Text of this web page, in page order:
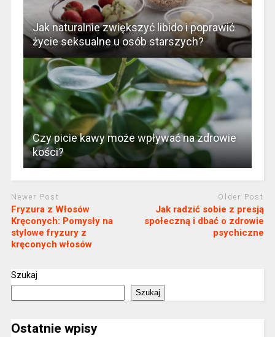
Jak naturalnie zwiększyć libido i poprawić
życie seksualne u osób starszych?
Czy picie kawy może wpływać na zdrowie
kości?
Newer Post
Fryzura z Włosów
Kręconych: Pomysły na
stylowe fryzury z
kręconych włosów
Older Post
Jak radzić sobie z presją
społeczną i dbać o zdrowie
psychiczne
Szukaj
Szukaj
Ostatnie wpisy